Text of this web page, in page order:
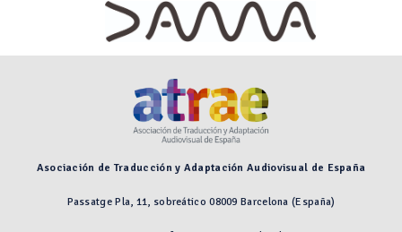
Asociación de Traducción y Adaptación Audiovisual de España
Passatge Pla, 11, sobreático 08009 Barcelona (España)